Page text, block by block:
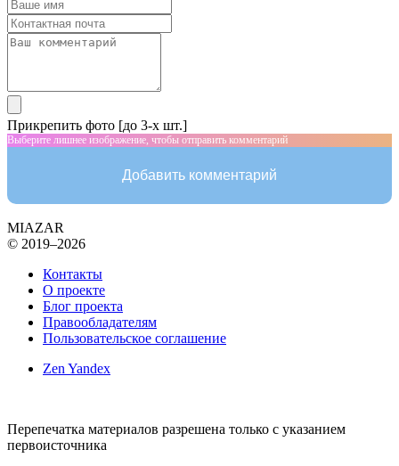
Прикрепить фото [до 3-х шт.]
Выберите лишнее изображение, чтобы отправить комментарий
Добавить комментарий
MIAZAR
© 2019–2026
Контакты
О проекте
Блог проекта
Правообладателям
Пользовательское соглашение
Zen Yandex
Перепечатка материалов разрешена только с указанием
первоисточника